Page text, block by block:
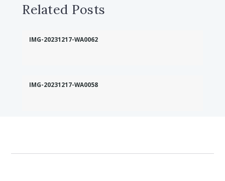
Related Posts
IMG-20231217-WA0062
IMG-20231217-WA0058